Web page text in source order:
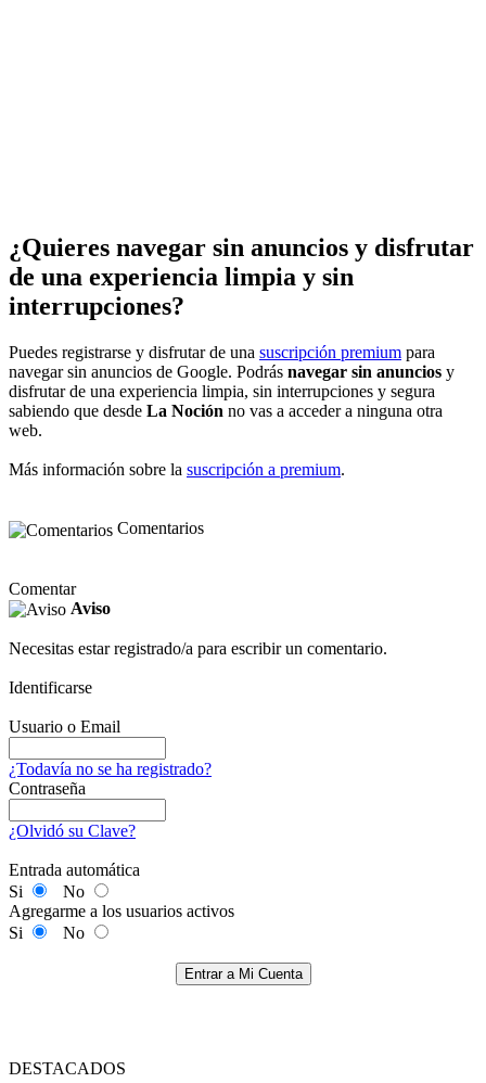
¿Quieres navegar sin anuncios y disfrutar
de una experiencia limpia y sin
interrupciones?
Puedes registrarse y disfrutar de una suscripción premium para
navegar sin anuncios de Google. Podrás navegar sin anuncios y
disfrutar de una experiencia limpia, sin interrupciones y segura
sabiendo que desde La Noción no vas a acceder a ninguna otra
web.
Más información sobre la suscripción a premium.
Comentarios
Comentar
Aviso
Necesitas estar registrado/a para escribir un comentario.
Identificarse
Usuario o Email
¿Todavía no se ha registrado?
Contraseña
¿Olvidó su Clave?
Entrada automática
Si
No
Agregarme a los usuarios activos
Si
No
Entrar a Mi Cuenta
DESTACADOS